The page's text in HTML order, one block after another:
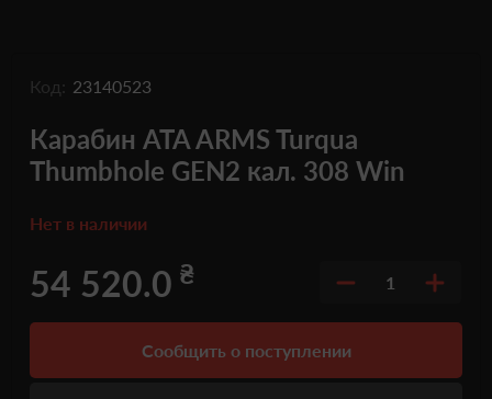
Код: 23140523
Карабин ATA ARMS Turqua
Thumbhole GEN2 кал. 308 Win
Нет в наличии
54 520.0 ₴ 1
Сообщить о поступлении